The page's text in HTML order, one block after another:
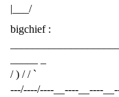
|___/
bigchief :
/ ) / / `
---/----/----__----__----